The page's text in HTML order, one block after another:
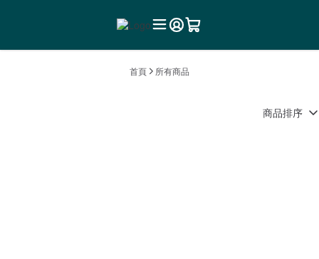
首頁 所有商品
商品排序